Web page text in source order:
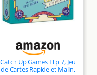
Catch Up Games Flip 7, Jeu
de Cartes Rapide et Malin,